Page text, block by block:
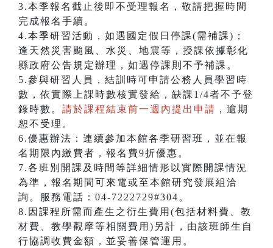
3.本季報名截止後即不受理報名，敬請把握時間
完成報名手續。
4.本季研習活動，如遇國定假日停課(需補課)；
逢天然災害颱風、水災、地震等，授課依據彰化
縣政府公告規定辦理，如遇停課則不予補課。
5.參與研習人員，結訓時可申請公務人員學習時
數，依實際上課時數核實發給，缺課1/4者不予登
錄時數。 請於課程結束前一週內提出申請 ，逾期
恕不受理。
6.優惠辦法：連續參加本館各季研習班，並在報
名期限內繳費者，報名費9折優惠。
7.各班別開課及時間等詳細情形以實際開課情況
為準，報名期間可來電或至本館研究發展組洽
詢。服務電話：04-7222729#304。
8.因課程所需而產生之衍生費用(包括材料費、教
材費、教學觀摩等相關費用)另計，由該班師生自
行協調收費金額，並妥善保管運用。